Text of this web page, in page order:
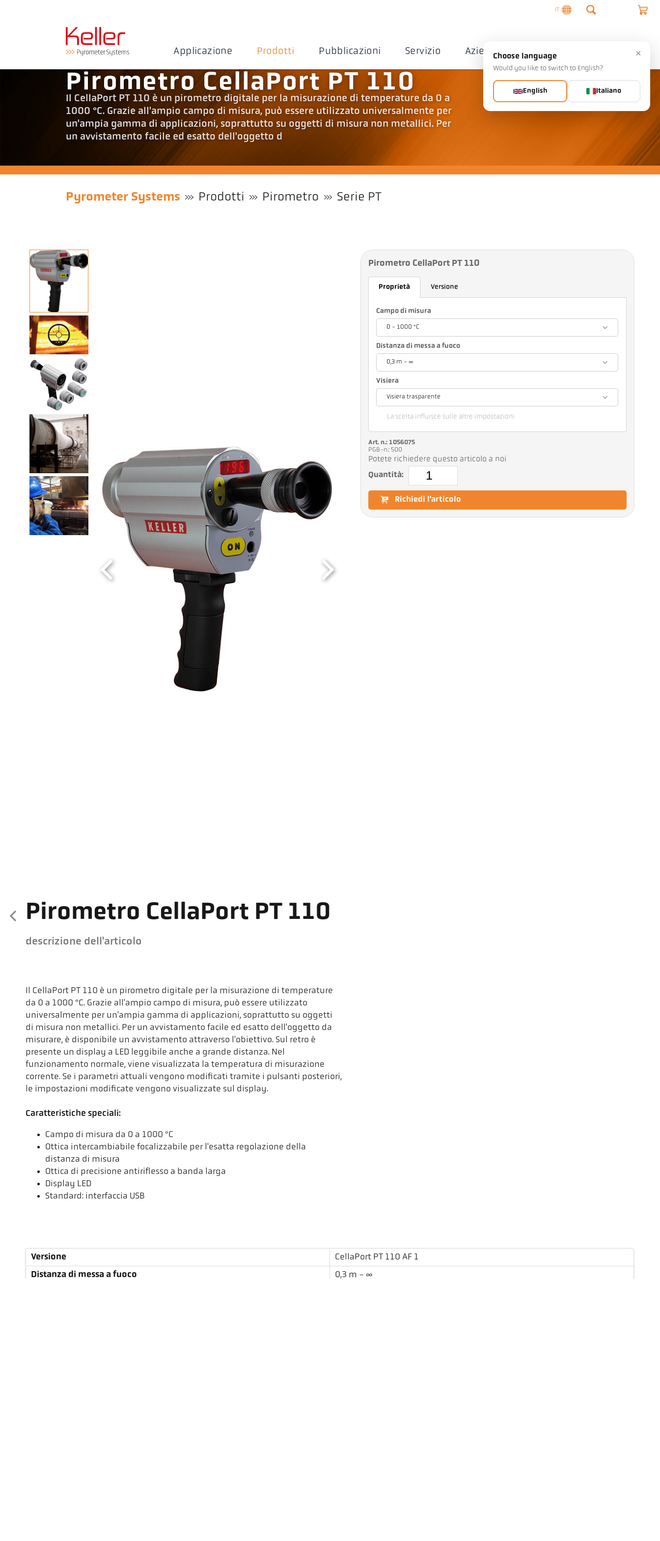
IT
Applicazione Prodotti Pubblicazioni Servizio Azienda Contatto
Pirometro CellaPort PT 110
Il CellaPort PT 110 è un pirometro digitale per la misurazione di temperature da 0 a
1000 °C. Grazie all'ampio campo di misura, può essere utilizzato universalmente per
un'ampia gamma di applicazioni, soprattutto su oggetti di misura non metallici. Per
un avvistamento facile ed esatto dell'oggetto d
Pyrometer Systems Prodotti Pirometro Serie PT
Pirometro CellaPort PT 110
descrizione dell'articolo
Il CellaPort PT 110 è un pirometro digitale per la misurazione di temperature
da 0 a 1000 °C. Grazie all'ampio campo di misura, può essere utilizzato
universalmente per un'ampia gamma di applicazioni, soprattutto su oggetti
di misura non metallici. Per un avvistamento facile ed esatto dell'oggetto da
misurare, è disponibile un avvistamento attraverso l'obiettivo. Sul retro è
presente un display a LED leggibile anche a grande distanza. Nel
funzionamento normale, viene visualizzata la temperatura di misurazione
corrente. Se i parametri attuali vengono modificati tramite i pulsanti posteriori,
le impostazioni modificate vengono visualizzate sul display.
Caratteristiche speciali:
Campo di misura da 0 a 1000 °C
Ottica intercambiabile focalizzabile per l'esatta regolazione della
distanza di misura
Ottica di precisione antiriflesso a banda larga
Display LED
Standard: interfaccia USB
Pirometro CellaPort PT 110
Proprietà Versione
Campo di misura
0 - 1000 °C
Distanza di messa a fuoco
0,3 m - ∞
Visiera
Visiera trasparente
La scelta influisce sulle altre impostazioni
Art. n.: 1056075
PGB-n.: 500
Potete richiedere questo articolo a noi
Quantità:
Richiedi l'articolo
Versione
CellaPort PT 110 AF 1
Distanza di messa a fuoco
0,3 m - ∞
×
Choose language
Would you like to switch to English?
English Italiano